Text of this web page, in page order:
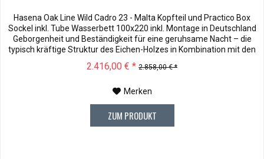
Hasena Oak Line Wild Cadro 23 - Malta Kopfteil und Practico Box
Sockel inkl. Tube Wasserbett 100x220 inkl. Montage in Deutschland
Geborgenheit und Beständigkeit für eine geruhsame Nacht – die
typisch kräftige Struktur des Eichen-Holzes in Kombination mit den
separaten Fuss- und Eckelementen verleiht unserer Oak-Line eine
starke und behagliche Aura. Dieses Massivholz...
2.416,00 € * 2.858,00 € *
Merken
ZUM PRODUKT